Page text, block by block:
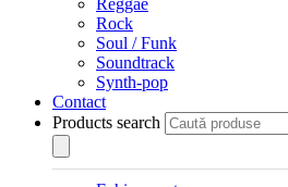
Reggae
Rock
Soul / Funk
Soundtrack
Synth-pop
Contact
Products search